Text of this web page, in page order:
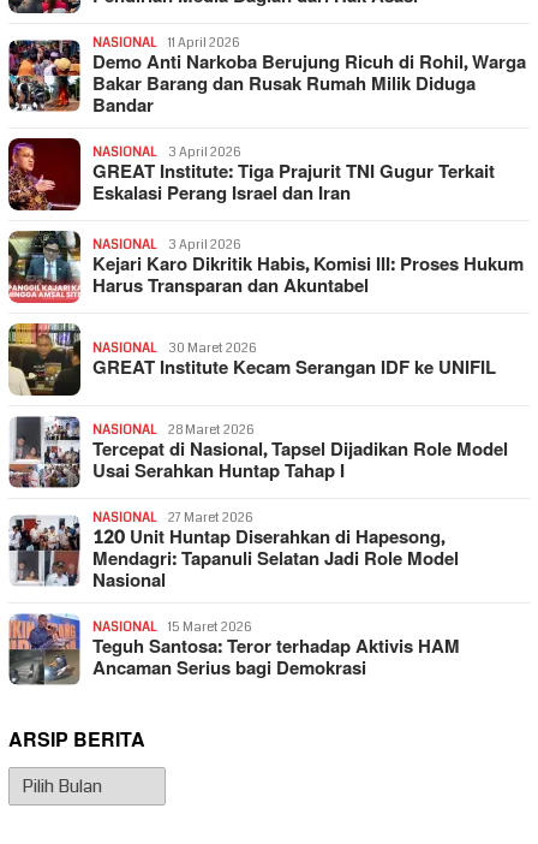
NASIONAL 11 April 2026
Demo Anti Narkoba Berujung Ricuh di Rohil, Warga
Bakar Barang dan Rusak Rumah Milik Diduga
Bandar
NASIONAL 3 April 2026
GREAT Institute: Tiga Prajurit TNI Gugur Terkait
Eskalasi Perang Israel dan Iran
NASIONAL 3 April 2026
Kejari Karo Dikritik Habis, Komisi III: Proses Hukum
Harus Transparan dan Akuntabel
NASIONAL 30 Maret 2026
GREAT Institute Kecam Serangan IDF ke UNIFIL
NASIONAL 28 Maret 2026
Tercepat di Nasional, Tapsel Dijadikan Role Model
Usai Serahkan Huntap Tahap I
NASIONAL 27 Maret 2026
120 Unit Huntap Diserahkan di Hapesong,
Mendagri: Tapanuli Selatan Jadi Role Model
Nasional
NASIONAL 15 Maret 2026
Teguh Santosa: Teror terhadap Aktivis HAM
Ancaman Serius bagi Demokrasi
ARSIP BERITA
Arsip
Berita